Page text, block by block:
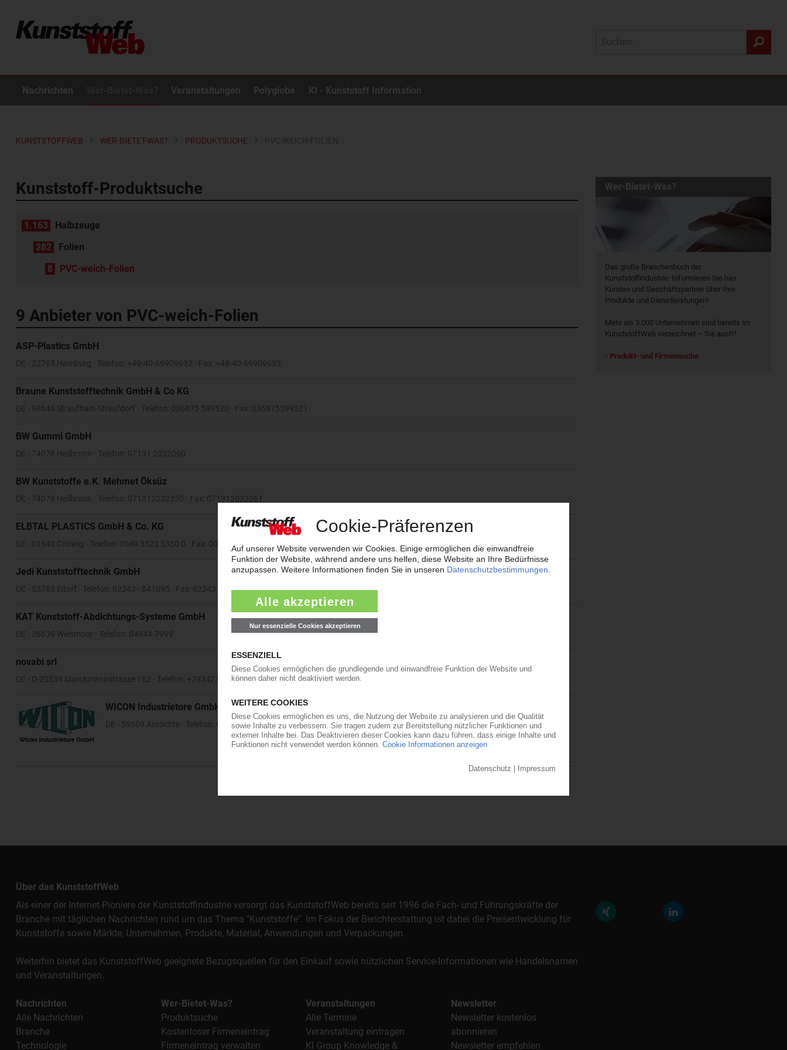
Nachrichten Veranstaltungen Polyglobe KI - Kunststoff Information
KUNSTSTOFFWEB WER-BIETET-WAS? PRODUKTSUCHE
Kunststoff-Produktsuche
1.163
Halbzeuge
282
Folien
8
PVC-weich-Folien
9 Anbieter von PVC-weich-Folien
ASP-Plastics GmbH
DE - 22765 Hamburg · Telefon: +49-40-66909632 · Fax: +49-40-66909633
Braune Kunststofftechnik GmbH & Co KG
DE - 98646 Straufhain-Streufdorf · Telefon: 036875 599520 · Fax: 036875599521
BW Gummi GmbH
DE - 74078 Heilbronn · Telefon: 07131 2032060
BW Kunststoffe e.K. Mehmet Öksüz
DE - 74078 Heilbronn · Telefon: 071312032350 · Fax: 071312032061
ELBTAL PLASTICS GmbH & Co. KG
DE - 01640 Coswig · Telefon: 0049 3523 5330 0 · Fax: 0049 3523 74129
Jedi Kunststofftechnik GmbH
DE - 53783 Eitorf · Telefon: 02243 - 841095 · Fax: 02243 - 841097
KAT Kunststoff-Abdichtungs-Systeme GmbH
DE - 26639 Wiesmoor · Telefon: 04944-7999
novabi srl
DE - D-20539 Marckmannstrasse 162 · Telefon: +393423218836
WICON Industrietore GmbH
DE - 59609 Anröchte · Telefon: +49 (0) 2947 9745-0 · Fax: +49 (0) 2947 9745-33
Wer-Bietet-Was?
Das große Branchenbuch der
Kunststoffindustrie: Informieren Sie hier
Kunden und Geschäftspartner über Ihre
Produkte und Dienstleistungen!
Mehr als 3.000 Unternehmen sind bereits im
KunststoffWeb verzeichnet – Sie auch?
Produkt- und Firmensuche
Über das KunststoffWeb
Als einer der Internet-Pioniere der Kunststoffindustrie versorgt das KunststoffWeb bereits seit 1996 die Fach- und Führungskräfte der
Branche mit täglichen Nachrichten rund um das Thema "Kunststoffe". Im Fokus der Berichterstattung ist dabei die Preisentwicklung für
Kunststoffe sowie Märkte, Unternehmen, Produkte, Material, Anwendungen und Verpackungen.
Weiterhin bietet das KunststoffWeb geeignete Bezugsquellen für den Einkauf sowie nützlichen Service-Informationen wie Handelsnamen
und Veranstaltungen.
Nachrichten
Alle Nachrichten
Branche
Technologie
Wer-Bietet-Was?
Produktsuche
Kostenloser Firmeneintrag
Firmeneintrag verwalten
Veranstaltungen
Alle Termine
Veranstaltung eintragen
KI Group Knowledge &
Newsletter
Newsletter kostenlos
abonnieren
Newsletter empfehlen